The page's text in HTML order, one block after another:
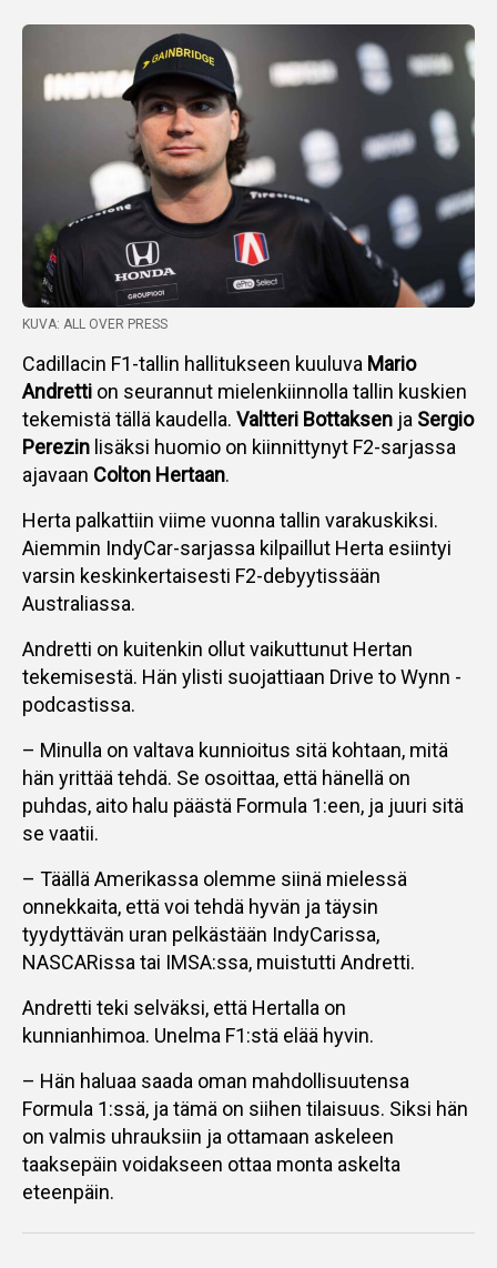
KUVA: ALL OVER PRESS
Cadillacin F1-tallin hallitukseen kuuluva Mario
Andretti on seurannut mielenkiinnolla tallin kuskien
tekemistä tällä kaudella. Valtteri Bottaksen ja Sergio
Perezin lisäksi huomio on kiinnittynyt F2-sarjassa
ajavaan Colton Hertaan.
Herta palkattiin viime vuonna tallin varakuskiksi.
Aiemmin IndyCar-sarjassa kilpaillut Herta esiintyi
varsin keskinkertaisesti F2-debyytissään
Australiassa.
Andretti on kuitenkin ollut vaikuttunut Hertan
tekemisestä. Hän ylisti suojattiaan Drive to Wynn -
podcastissa.
– Minulla on valtava kunnioitus sitä kohtaan, mitä
hän yrittää tehdä. Se osoittaa, että hänellä on
puhdas, aito halu päästä Formula 1:een, ja juuri sitä
se vaatii.
– Täällä Amerikassa olemme siinä mielessä
onnekkaita, että voi tehdä hyvän ja täysin
tyydyttävän uran pelkästään IndyCarissa,
NASCARissa tai IMSA:ssa, muistutti Andretti.
Andretti teki selväksi, että Hertalla on
kunnianhimoa. Unelma F1:stä elää hyvin.
– Hän haluaa saada oman mahdollisuutensa
Formula 1:ssä, ja tämä on siihen tilaisuus. Siksi hän
on valmis uhrauksiin ja ottamaan askeleen
taaksepäin voidakseen ottaa monta askelta
eteenpäin.